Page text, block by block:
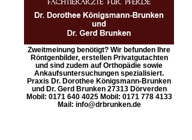
Zweitmeinung benötigt? Wir befunden Ihre
Röntgenbilder, erstellen Privatgutachten
und sind zudem auf Orthopädie sowie
Ankaufsuntersuchungen spezialisiert.
Praxis Dr. Dorothee Königsmann-Brunken
und Dr. Gerd Brunken 27313 Dörverden
Mobil: 0171 640 4025 Mobil: 0171 778 4133
Mail: info@drbrunken.de